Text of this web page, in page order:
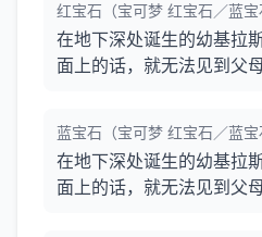
红宝石（宝可梦 红宝石／蓝宝
在地下深处诞生的幼基拉
面上的话，就无法见到父母
蓝宝石（宝可梦 红宝石／蓝宝
在地下深处诞生的幼基拉
面上的话，就无法见到父母